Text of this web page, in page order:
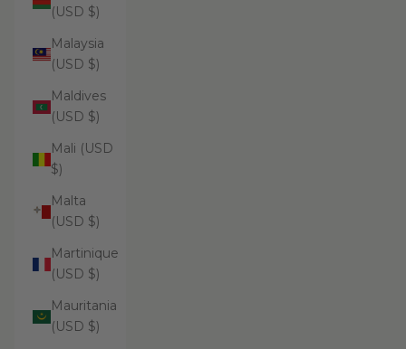
(USD $)
Malaysia
(USD $)
Maldives
(USD $)
Mali (USD
$)
Malta
(USD $)
Martinique
(USD $)
Mauritania
(USD $)